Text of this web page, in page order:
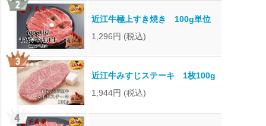
近江牛極上すき焼き 100g単位
1,296円 (税込)
近江牛みすじステーキ 1枚100g
1,944円 (税込)